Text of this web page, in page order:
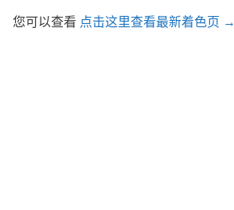
您可以查看 点击这里查看最新着色页 →